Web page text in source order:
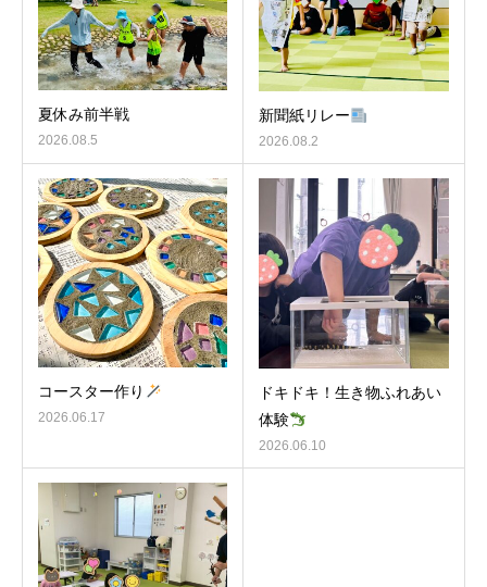
夏休み前半戦
2026.08.5
新聞紙リレー
2026.08.2
コースター作り
2026.06.17
ドキドキ！生き物ふれあい
体験
2026.06.10